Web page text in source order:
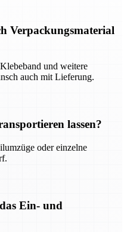
Verpackungsmaterial
und weitere
auch mit Lieferung.
lassen?
oder einzelne
Ein- und